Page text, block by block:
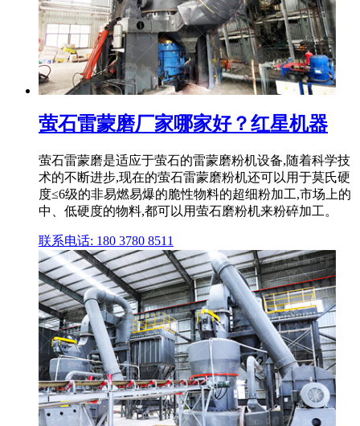
萤石雷蒙磨厂家哪家好？红星机器
萤石雷蒙磨是适应于萤石的雷蒙磨粉机设备,随着科学技
术的不断进步,现在的萤石雷蒙磨粉机还可以用于莫氏硬
度≤6级的非易燃易爆的脆性物料的超细粉加工,市场上的
中、低硬度的物料,都可以用萤石磨粉机来粉碎加工。
联系电话: 180 3780 8511